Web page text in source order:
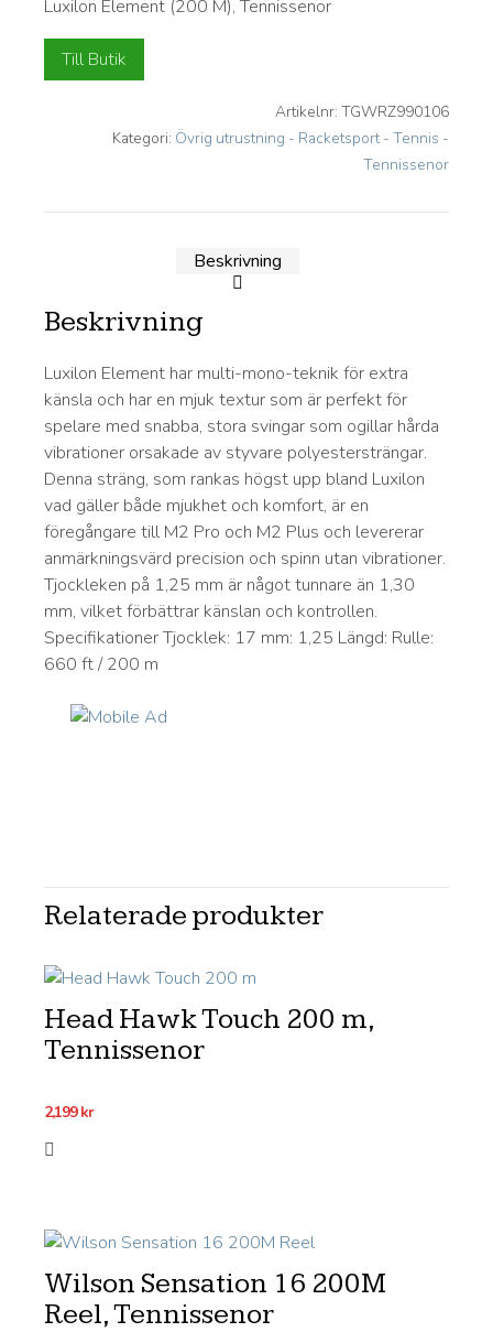
Luxilon Element (200 M), Tennissenor
Till Butik
Artikelnr: TGWRZ990106
Kategori: Övrig utrustning - Racketsport - Tennis -
Tennissenor
Beskrivning
Beskrivning
Luxilon Element har multi-mono-teknik för extra
känsla och har en mjuk textur som är perfekt för
spelare med snabba, stora svingar som ogillar hårda
vibrationer orsakade av styvare polyestersträngar.
Denna sträng, som rankas högst upp bland Luxilon
vad gäller både mjukhet och komfort, är en
föregångare till M2 Pro och M2 Plus och levererar
anmärkningsvärd precision och spinn utan vibrationer.
Tjockleken på 1,25 mm är något tunnare än 1,30
mm, vilket förbättrar känslan och kontrollen.
Specifikationer Tjocklek: 17 mm: 1,25 Längd: Rulle:
660 ft / 200 m
Relaterade produkter
Head Hawk Touch 200 m,
Tennissenor
2,199kr
Wilson Sensation 16 200M
Reel, Tennissenor